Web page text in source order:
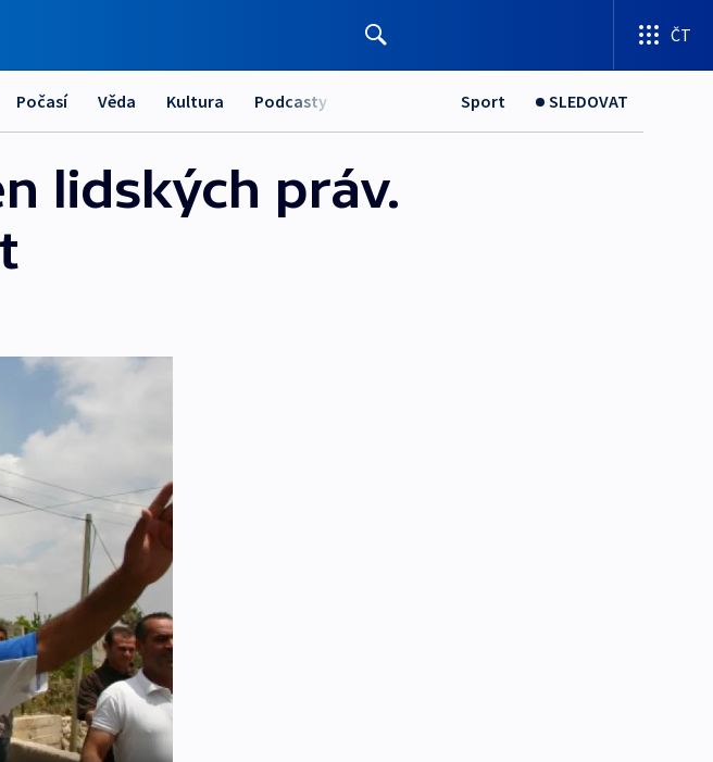
ČT
Počasí Věda Kultura Podcasty Sport SLEDOVAT
lidských práv.